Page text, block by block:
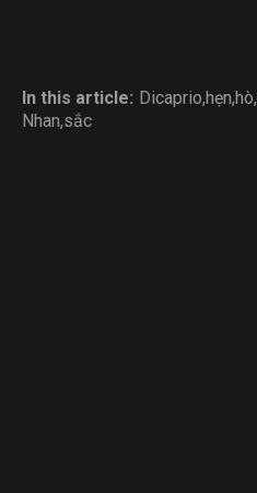
In this article: Dicaprio,hẹn,hò,
Nhan,sắc